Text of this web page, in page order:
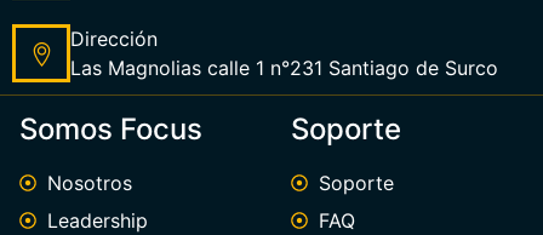
Dirección
Las Magnolias calle 1 n°231 Santiago de Surco
Somos Focus
Nosotros
Leadership
Soporte
Soporte
FAQ